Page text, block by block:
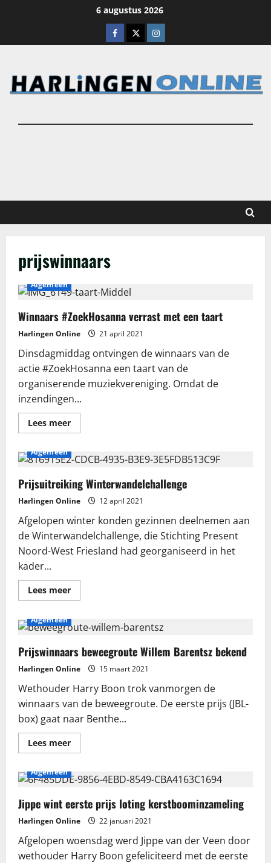
6 augustus 2026
Facebook
X Instagram
prijswinnaars
Algemeen
Winnaars #ZoekHosanna verrast met een taart
Harlingen Online 21 april 2021
Dinsdagmiddag ontvingen de winnaars van de
actie #ZoekHosanna een taart van de
organiserende muziekvereniging. Omdat de
inzendingen...
Lees meerLees
meer
#ZoekHosanna
verrast
een
taart
Algemeen
Prijsuitreiking Winterwandelchallenge
Harlingen Online 12 april 2021
Afgelopen winter konden gezinnen deelnemen aan
de Winterwandelchallenge, die Stichting Present
Noord-West Friesland had georganiseerd in het
kader...
Lees meerLees
meer
Winterwandelchallenge
Algemeen
Prijswinnaars beweegroute Willem Barentsz bekend
Harlingen Online 15 maart 2021
Wethouder Harry Boon trok vanmorgen de
winnaars van de beweegroute. De eerste prijs (JBL-
box) gaat naar Benthe...
Lees meerLees
meer
beweegroute
Willem
bekend
Algemeen
Jippe wint eerste prijs loting kerstboominzameling
Harlingen Online 22 januari 2021
Afgelopen woensdag werd Jippe van der Veen door
wethouder Harry Boon gefeliciteerd met de eerste